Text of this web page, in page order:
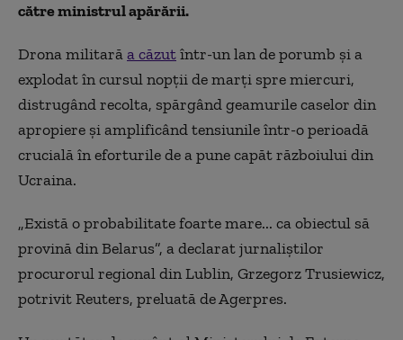
către ministrul apărării.
Drona militarăa căzutîntr-un lan de porumb şi a
explodat în cursul nopţii de marţi spre miercuri,
distrugând recolta, spărgând geamurile caselor din
apropiere şi amplificând tensiunile într-o perioadă
crucială în eforturile de a pune capăt războiului din
Ucraina.
„Există o probabilitate foarte mare... ca obiectul să
provină din Belarus”, a declarat jurnaliştilor
procurorul regional din Lublin, Grzegorz Trusiewicz,
potrivit Reuters, preluată de Agerpres.